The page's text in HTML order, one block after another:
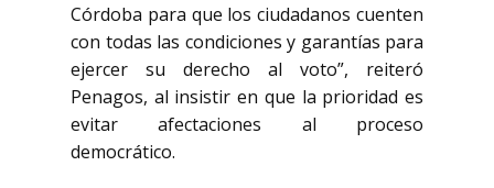
Córdoba para que los ciudadanos cuenten
con todas las condiciones y garantías para
ejercer su derecho al voto”, reiteró
Penagos, al insistir en que la prioridad es
evitar afectaciones al proceso
democrático.